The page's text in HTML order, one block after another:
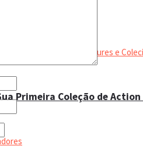
Primeira Coleção de